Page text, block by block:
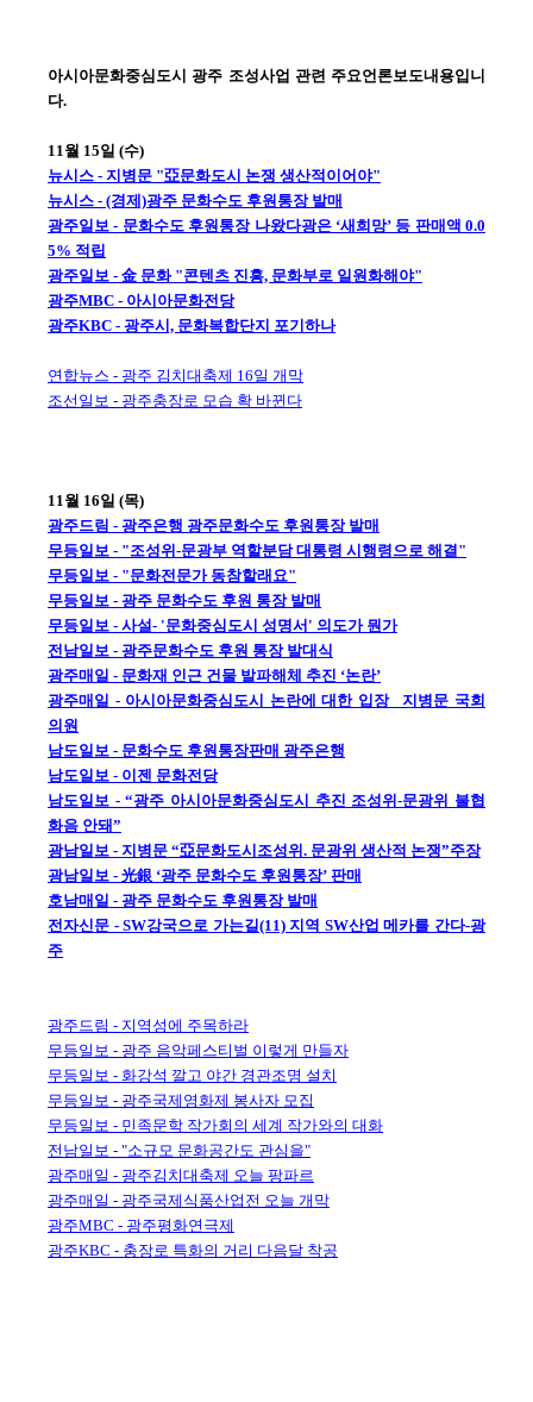
아시아문화중심도시 광주 조성사업 관련 주요언론보도내용입니
다.
11월 15일 (수)
뉴시스 - 지병문 "亞문화도시 논쟁 생산적이어야"
뉴시스 - (경제)광주 문화수도 후원통장 발매
광주일보 - 문화수도 후원통장 나왔다광은 ‘새희망’ 등 판매액 0.0
5% 적립
광주일보 - 金 문화 "콘텐츠 진흥, 문화부로 일원화해야"
광주MBC - 아시아문화전당
광주KBC - 광주시, 문화복합단지 포기하나
연합뉴스 - 광주 김치대축제 16일 개막
조선일보 - 광주충장로 모습 확 바뀐다
11월 16일 (목)
광주드림 - 광주은행 광주문화수도 후원통장 발매
무등일보 - "조성위-문광부 역할분담 대통령 시행령으로 해결"
무등일보 - "문화전문가 동참할래요"
무등일보 - 광주 문화수도 후원 통장 발매
무등일보 - 사설- '문화중심도시 성명서' 의도가 뭔가
전남일보 - 광주문화수도 후원 통장 발대식
광주매일 - 문화재 인근 건물 발파해체 추진 ‘논란’
광주매일 - 아시아문화중심도시 논란에 대한 입장 _지병문 국회
의원
남도일보 - 문화수도 후원통장판매 광주은행
남도일보 - 이젠 문화전당
남도일보 - “광주 아시아문화중심도시 추진 조성위-문광위 불협
화음 안돼”
광남일보 - 지병문 “亞문화도시조성위. 문광위 생산적 논쟁”주장
광남일보 - 光銀 ‘광주 문화수도 후원통장’ 판매
호남매일 - 광주 문화수도 후원통장 발매
전자신문 - SW강국으로 가는길(11) 지역 SW산업 메카를 간다-광
주
광주드림 - 지역성에 주목하라
무등일보 - 광주 음악페스티벌 이렇게 만들자
무등일보 - 화강석 깔고 야간 경관조명 설치
무등일보 - 광주국제영화제 봉사자 모집
무등일보 - 민족문학 작가회의 세계 작가와의 대화
전남일보 - "소규모 문화공간도 관심을"
광주매일 - 광주김치대축제 오늘 팡파르
광주매일 - 광주국제식품산업전 오늘 개막
광주MBC - 광주평화연극제
광주KBC - 충장로 특화의 거리 다음달 착공